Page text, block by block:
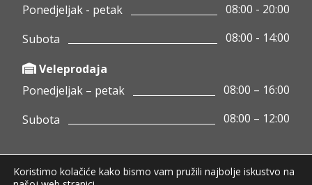
Ponedjeljak - petak
08:00 - 20:00
Subota
08:00 - 14:00
Veleprodaja
Ponedjeljak – petak
08:00 – 16:00
Subota
08:00 – 12:00
Koristimo kolačiće kako bismo vam pružili najbolje iskustvo na